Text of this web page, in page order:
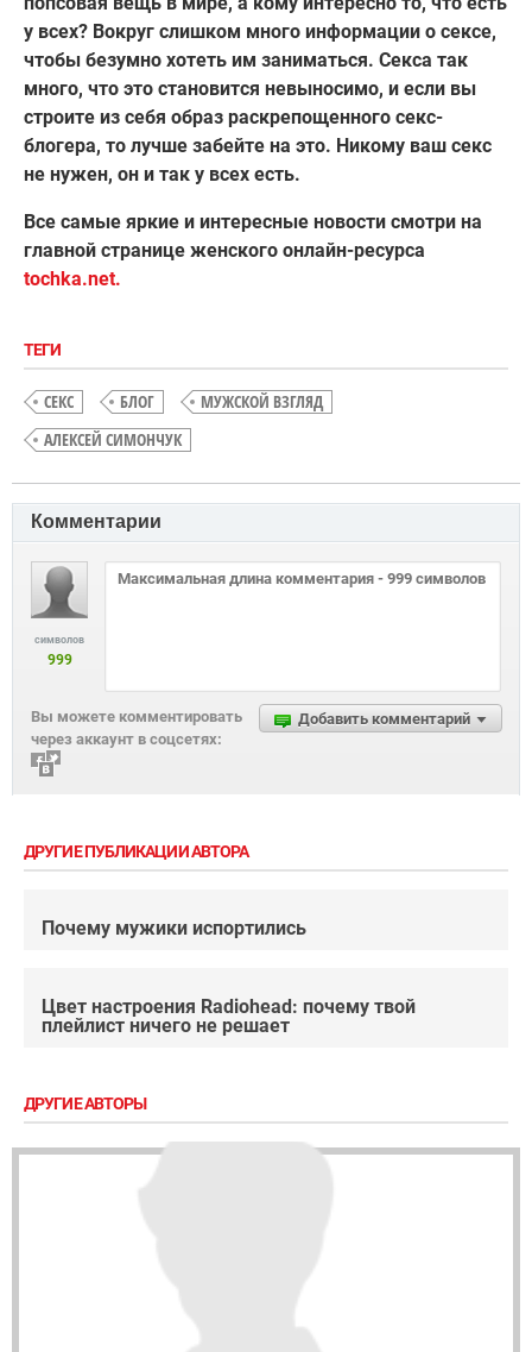
у всех? Вокруг слишком много информации о сексе,
чтобы безумно хотеть им заниматься. Секса так
много, что это становится невыносимо, и если вы
строите из себя образ раскрепощенного секс-
блогера, то лучше забейте на это. Никому ваш секс
не нужен, он и так у всех есть.
Все самые яркие и интересные новости смотри на
главной странице женского онлайн-ресурса
tochka.net.
ТЕГИ
СЕКС БЛОГ
МУЖСКОЙ ВЗГЛЯД
АЛЕКСЕЙ СИМОНЧУК
Комментарии
символов
999
Добавить комментарий
Вы можете комментировать
через аккаунт в соцсетях:
ДРУГИЕ ПУБЛИКАЦИИ АВТОРА
Почему мужики испортились
Цвет настроения Radiohead: почему твой
плейлист ничего не решает
ДРУГИЕ АВТОРЫ